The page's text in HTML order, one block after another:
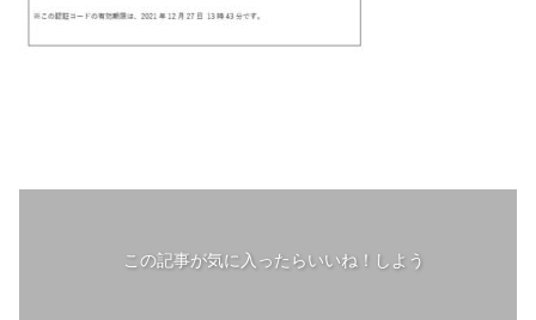
この記事が気に入ったらいいね！しよう